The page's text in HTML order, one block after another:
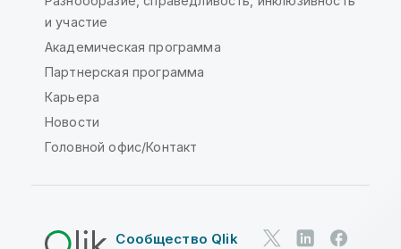
и участие
Академическая программа
Партнерская программа
Карьера
Новости
Головной офис/Контакт
Сообщество Qlik